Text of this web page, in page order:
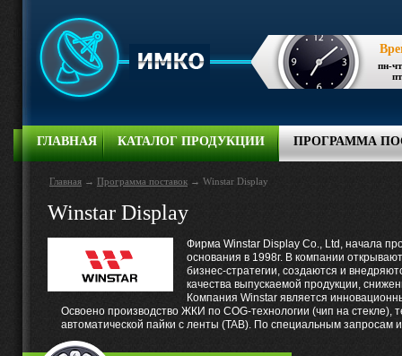
пн-
ГЛАВНАЯ КАТАЛОГ ПРОДУКЦИИ ПРОГРАММА
Главная → Программа поставок → Winstar Display
Winstar Display
Фирма Winstar Display Co., Ltd, начала
основания в 1998г. В компании
бизнес-стратегии, создаются и
качества выпускаемой продукции,
Компания Winstar является
Освоено производство ЖКИ по COG-технологии (чип на стекле),
автоматической пайки с ленты (TAB). По специальным